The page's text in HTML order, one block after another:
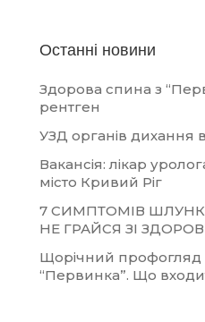
Останні новини
Здорова спина з
рентген
УЗД органів дихання
Вакансія: лікар
місто Кривий Ріг
7 СИМПТОМІВ
НЕ ГРАЙСЯ ЗІ
Щорічний
“Первинка”. Що